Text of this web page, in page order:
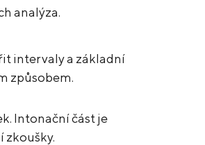
analýza.
intervaly a základní
způsobem.
Intonační část je
zkoušky.